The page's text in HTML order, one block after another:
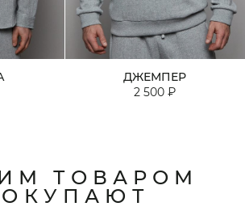
ДЖЕМПЕР
2 500 ₽
ТОВАРОМ